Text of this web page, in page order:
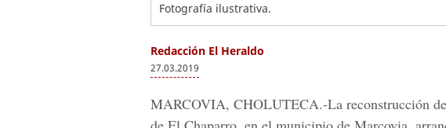
Fotografía ilustrativa.
Redacción El Heraldo
27.03.2019
MARCOVIA, CHOLUTECA.-La reconstrucción